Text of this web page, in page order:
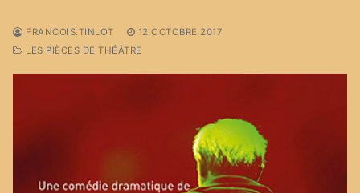
FRANCOIS.TINLOT
12 OCTOBRE 2017
LES PIÈCES DE THÉÂTRE